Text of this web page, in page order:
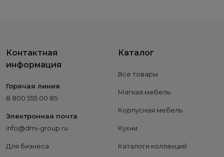
Контактная
информация
Горячая линия
8 800 555 00 85
Электронная почта
info@dmi-group.ru
Для бизнеса
Каталог
Все товары
Мягкая мебель
Корпусная мебель
Кухни
Каталоги коллекций